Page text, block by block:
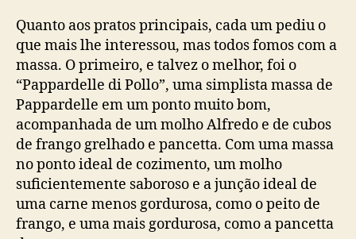
Quanto aos pratos principais, cada um pediu o
que mais lhe interessou, mas todos fomos com a
massa. O primeiro, e talvez o melhor, foi o
“Pappardelle di Pollo”, uma simplista massa de
Pappardelle em um ponto muito bom,
acompanhada de um molho Alfredo e de cubos
de frango grelhado e pancetta. Com uma massa
no ponto ideal de cozimento, um molho
suficientemente saboroso e a junção ideal de
uma carne menos gordurosa, como o peito de
frango, e uma mais gordurosa, como a pancetta